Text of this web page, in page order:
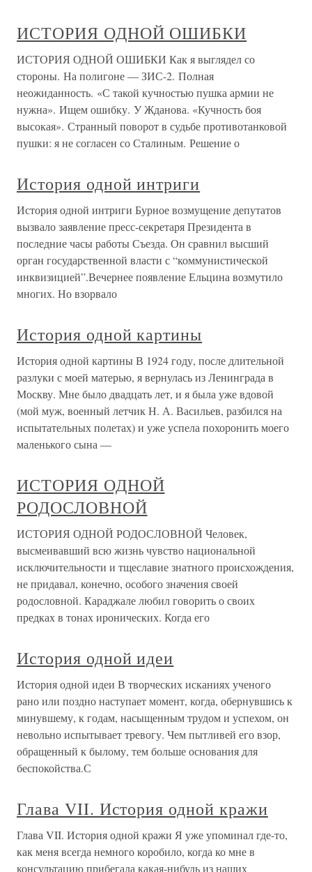
ИСТОРИЯ ОДНОЙ ОШИБКИ
ИСТОРИЯ ОДНОЙ ОШИБКИ Как я выглядел со
стороны. На полигоне — ЗИС-2. Полная
неожиданность. «С такой кучностью пушка армии не
нужна». Ищем ошибку. У Жданова. «Кучность боя
высокая». Странный поворот в судьбе противотанковой
пушки: я не согласен со Сталиным. Решение о
История одной интриги
История одной интриги Бурное возмущение депутатов
вызвало заявление пресс-секретаря Президента в
последние часы работы Съезда. Он сравнил высший
орган государственной власти с “коммунистической
инквизицией”.Вечернее появление Ельцина возмутило
многих. Но взорвало
История одной картины
История одной картины В 1924 году, после длительной
разлуки с моей матерью, я вернулась из Ленинграда в
Москву. Мне было двадцать лет, и я была уже вдовой
(мой муж, военный летчик Н. А. Васильев, разбился на
испытательных полетах) и уже успела похоронить моего
маленького сына —
ИСТОРИЯ ОДНОЙ
РОДОСЛОВНОЙ
ИСТОРИЯ ОДНОЙ РОДОСЛОВНОЙ Человек,
высмеивавший всю жизнь чувство национальной
исключительности и тщеславие знатного происхождения,
не придавал, конечно, особого значения своей
родословной. Караджале любил говорить о своих
предках в тонах иронических. Когда его
История одной идеи
История одной идеи В творческих исканиях ученого
рано или поздно наступает момент, когда, обернувшись к
минувшему, к годам, насыщенным трудом и успехом, он
невольно испытывает тревогу. Чем пытливей его взор,
обращенный к былому, тем больше основания для
беспокойства.С
Глава VII. История одной кражи
Глава VII. История одной кражи Я уже упоминал где-то,
как меня всегда немного коробило, когда ко мне в
консультацию прибегала какая-нибудь из наших